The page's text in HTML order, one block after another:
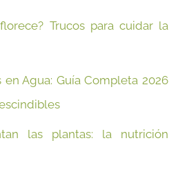
Trucos para cuidar la
Agua: Guía Completa 2026
las plantas: la nutrición